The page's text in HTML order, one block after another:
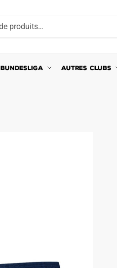
BUNDESLIGA AUTRES CLUBS